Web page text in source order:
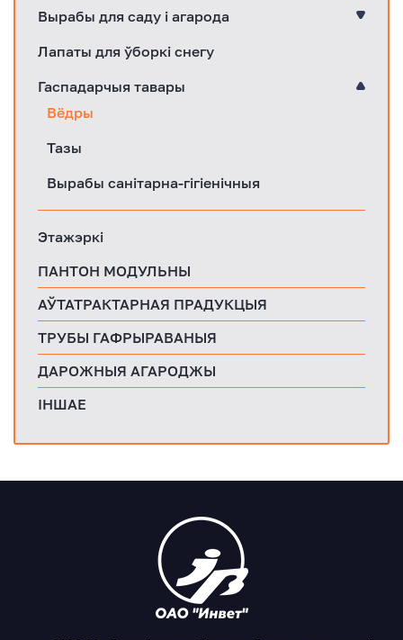
Вырабы для саду і агарода
Лапаты для ўборкі снегу
Гаспадарчыя тавары
Вёдры
Тазы
Вырабы санітарна-гігіенічныя
Этажэркі
ПАНТОН МОДУЛЬНЫ
АЎТАТРАКТАРНАЯ ПРАДУКЦЫЯ
ТРУБЫ ГАФРЫРАВАНЫЯ
ДАРОЖНЫЯ АГАРОДЖЫ
ІНШАЕ